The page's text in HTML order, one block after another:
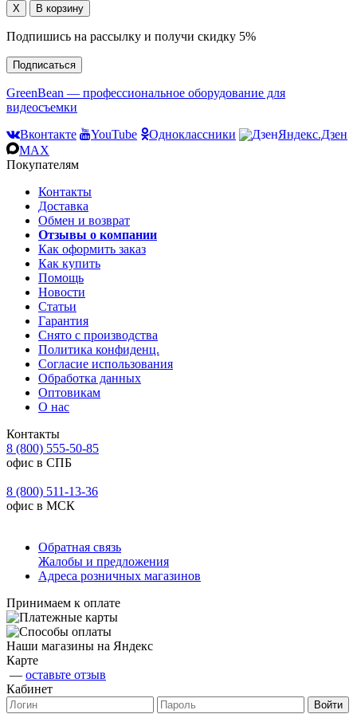
Подпишись на рассылку и получи скидку 5%
Подписаться
GreenBean — профессиональное оборудование для
видеосъемки
Вконтакте
YouTube Одноклассники
Яндекс.Дзен
MAX
Покупателям
Контакты
Доставка
Обмен и возврат
Отзывы о компании
Как оформить заказ
Как купить
Помощь
Новости
Статьи
Гарантия
Снято с производства
Политика конфиденц.
Согласие использования
Обработка данных
Оптовикам
О нас
Контакты
8 (800) 555-50-85
офис в СПБ
8 (800) 511-13-36
офис в МСК
Обратная связь
Жалобы и предложения
Адреса розничных магазинов
Принимаем к оплате
Наши магазины на Яндекс
Карте
— оставьте отзыв
Кабинет